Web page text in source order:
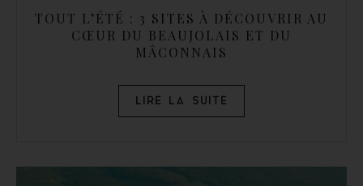
TOUT L’ÉTÉ : 3 SITES À DÉCOUVRIR AU
CŒUR DU BEAUJOLAIS ET DU
MÂCONNAIS
LIRE LA SUITE